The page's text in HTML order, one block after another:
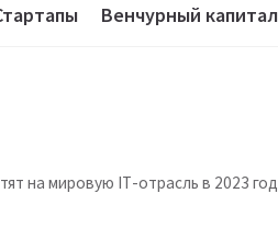
Венчурный
на мировую IТ-отрасль в 2023